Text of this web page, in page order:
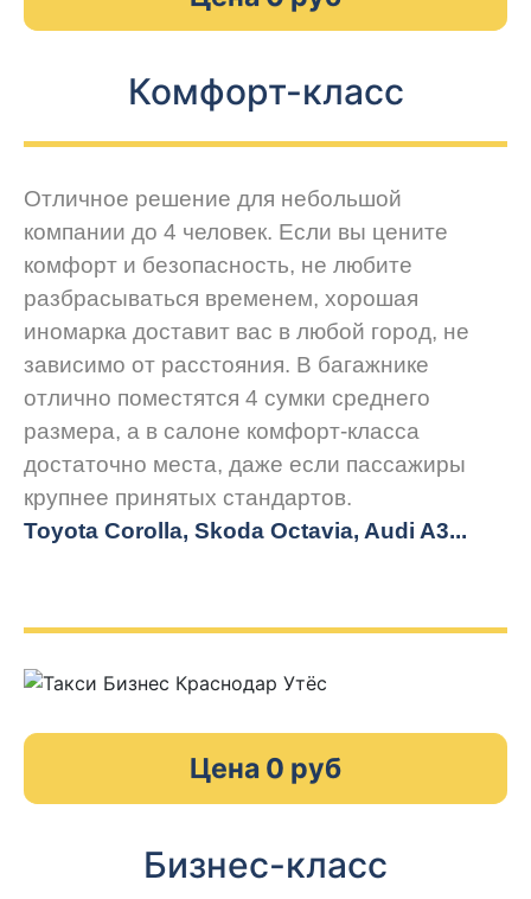
Комфорт-класс
Отличное решение для небольшой
компании до 4 человек. Если вы цените
комфорт и безопасность, не любите
разбрасываться временем, хорошая
иномарка доставит вас в любой город, не
зависимо от расстояния. В багажнике
отлично поместятся 4 сумки среднего
размера, а в салоне комфорт-класса
достаточно места, даже если пассажиры
крупнее принятых стандартов.
Toyota Corolla, Skoda Octavia, Audi A3...
Цена 0 руб
Бизнес-класс